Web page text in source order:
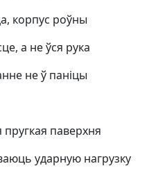
корпус роўны
а не ўся рука
не ў паніцы
пругкая паверхня
ударную нагрузку